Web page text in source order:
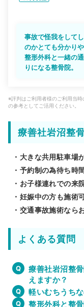
事故で怪我をして
のかとても分かり
整形外科と一緒の
りになる整骨院。
※評判はご利用者様のご利用当
の参考としてご活用ください。
療善社岩沼整
・大きな共用駐車場
・予約制の為待ち時
・お子様連れでの来
・妊娠中の方も施術
・交通事故施術なら
よくある質問
療善社岩沼整
えますか？
軽いむちうち
整形外科と整